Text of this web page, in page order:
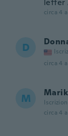
letter
circa 4
D
circa 4
M
circa 4